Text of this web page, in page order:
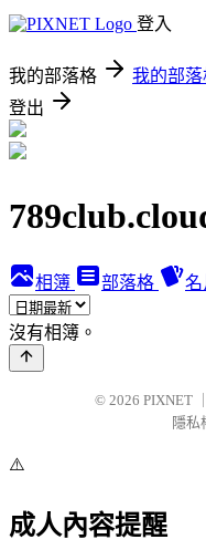
登入
我的部落格 我的部
登出
相簿 部落格 名
沒有相簿。
© 2026 PIXNET
隱私
⚠️
成人內容提醒